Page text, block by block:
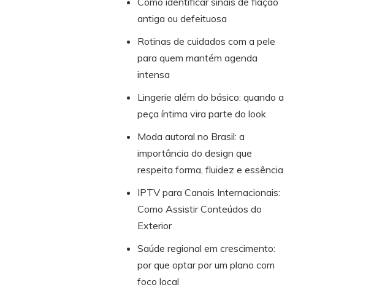
antiga ou defeituosa
Rotinas de cuidados com a pele
para quem mantém agenda
intensa
Lingerie além do básico: quando a
peça íntima vira parte do look
Moda autoral no Brasil: a
importância do design que
respeita forma, fluidez e essência
IPTV para Canais Internacionais:
Como Assistir Conteúdos do
Exterior
Saúde regional em crescimento:
por que optar por um plano com
foco local